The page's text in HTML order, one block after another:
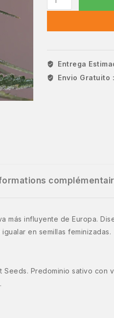
Entrega
Envio Gratuito :
más influyente de Europa.
en semillas feminizadas.
Predominio sativo